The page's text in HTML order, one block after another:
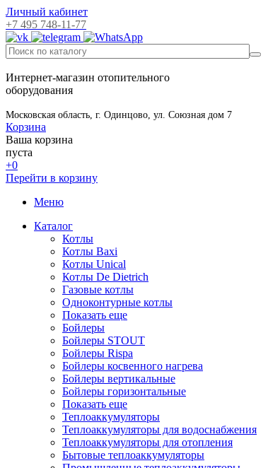
Личный кабинет
+7 495 748-11-77
Интернет-магазин отопительного
оборудования
Московская область, г. Одинцово, ул. Союзная дом 7
Корзина
Ваша корзина
пуста
+0
Перейти в корзину
Меню
Каталог
Котлы
Котлы Baxi
Котлы Unical
Котлы De Dietrich
Газовые котлы
Одноконтурные котлы
Показать еще
Бойлеры
Бойлеры STOUT
Бойлеры Rispa
Бойлеры косвенного нагрева
Бойлеры вертикальные
Бойлеры горизонтальные
Показать еще
Теплоаккумуляторы
Теплоаккумуляторы для водоснабжения
Теплоаккумуляторы для отопления
Бытовые теплоаккумуляторы